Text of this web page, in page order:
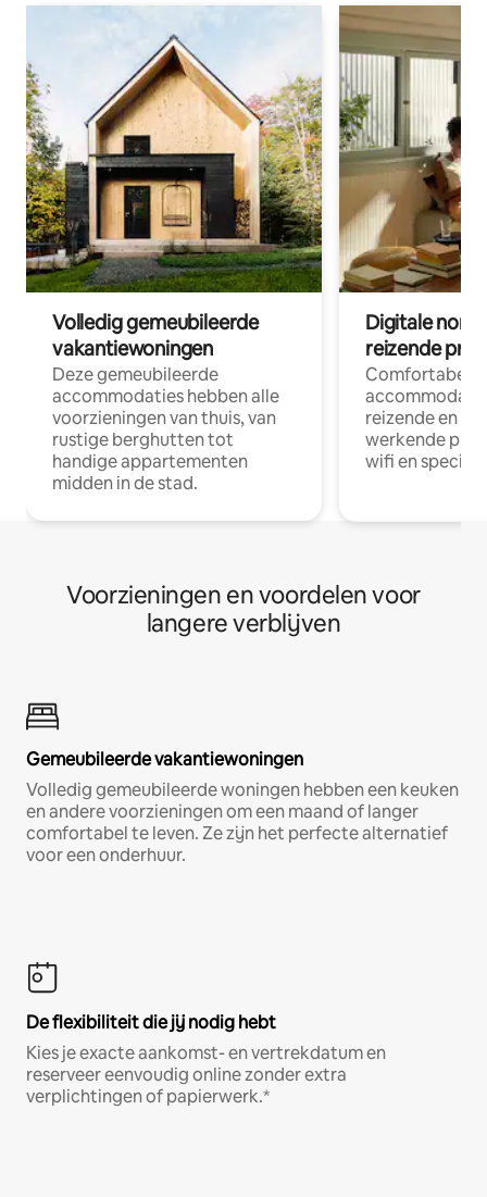
Volledig gemeubileerde
vakantiewoningen
Deze gemeubileerde
accommodaties hebben alle
voorzieningen van thuis, van
rustige berghutten tot
handige appartementen
midden in de stad.
Digitale
reizende
Comfortabele
reizende en
werkende
wifi en
Voorzieningen en voordelen voor
langere verblijven
Gemeubileerde vakantiewoningen
Volledig gemeubileerde woningen hebben een keuken
en andere voorzieningen om een maand of langer
comfortabel te leven. Ze zijn het perfecte alternatief
voor een onderhuur.
De flexibiliteit die jij nodig hebt
Kies je exacte aankomst- en vertrekdatum en
reserveer eenvoudig online zonder extra
verplichtingen of papierwerk.*